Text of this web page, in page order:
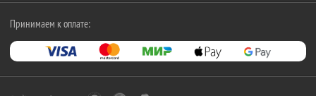
Принимаем к оплате: